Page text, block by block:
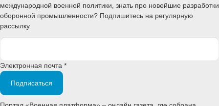
международной военной политики, знать про новейшие разработки
оборонной промышленности? Подпишитесь на регулярную
рассылку
Электронная почта *
Подписаться